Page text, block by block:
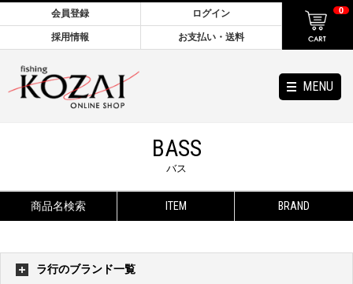
MENU
会員登録 ログイン
採用情報 お支払い・送料
0
BASS
バス
商品名検索 ITEM BRAND
ラ行のブランド一覧